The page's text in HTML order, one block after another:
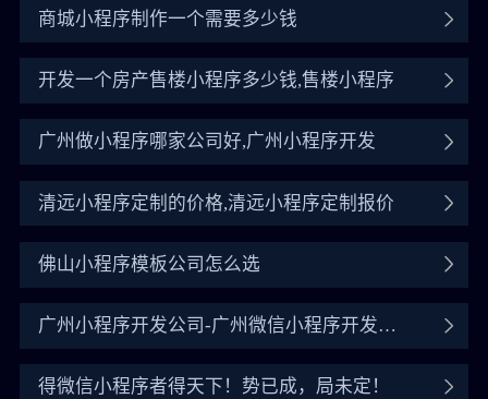
商城小程序制作一个需要多少钱
开发一个房产售楼小程序多少钱,售楼小程序
广州做小程序哪家公司好,广州小程序开发
清远小程序定制的价格,清远小程序定制报价
佛山小程序模板公司怎么选
广州小程序开发公司-广州微信小程序开发公
得微信小程序者得天下！势已成，局未定！